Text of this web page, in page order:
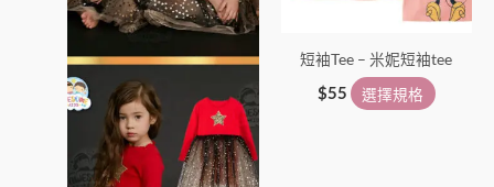
可
在
產
品
頁
面
選
短袖Tee – 米妮短袖tee
$55 選擇規格
可
產
品